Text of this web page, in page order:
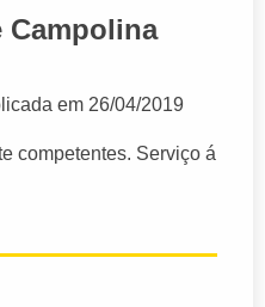
Campolina
em 26/04/2019
competentes. Serviço á